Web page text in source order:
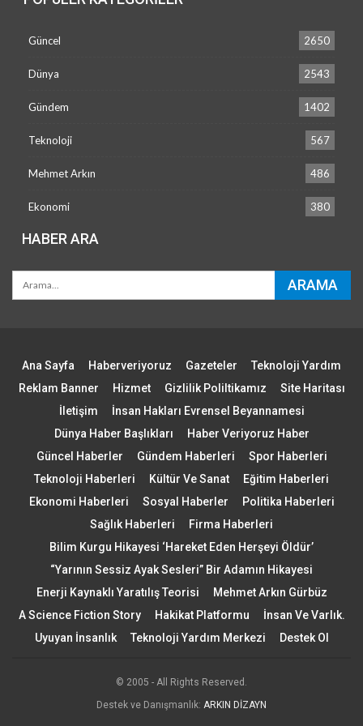
Bu, triboelektrik nanogeneratörlerin günlük
yaşamda geleneksel enerji kaynaklarına bağımlı
olmadan kullanılması için yeni olanaklar
Haber Veriyoruz
Güncel 2650
Dünya 2543
Gündem 1402
Teknoloji 567
Mehmet Arkın 486
Ekonomi 380
HABER ARA
Ana Sayfa Haberveriyoruz Gazeteler
Teknoloji Yardım
Reklam Banner
Hizmet Gizlilik Poliltikamız
Site Haritası
İletişim
İnsan Hakları Evrensel Beyannamesi
Dünya Haber Başlıkları
Haber Veriyoruz Haber
Güncel Haberler
Gündem Haberleri
Spor Haberleri
Teknoloji Haberleri
Kültür Ve Sanat
Eğitim Haberleri
Ekonomi Haberleri
Sosyal Haberler
Politika Haberleri
Sağlık Haberleri
Firma Haberleri
Bilim Kurgu Hikayesi ‘Hareket Eden Herşeyi Öldür’
“Yarının Sessiz Ayak Sesleri” Bir Adamın Hikayesi
Enerji Kaynaklı Yaratılış Teorisi
Mehmet Arkın Gürbüz
A Science Fiction Story
Hakikat Platformu
İnsan Ve Varlık.
Uyuyan İnsanlık
Teknoloji Yardım Merkezi Destek Ol
© 2005 - All Rights Reserved.
Destek ve Danışmanlık: ARKIN DİZAYN